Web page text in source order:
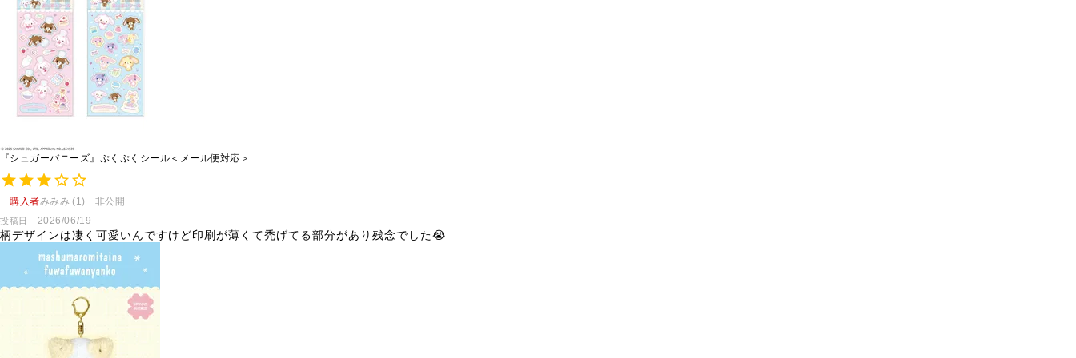
『シュガーバニーズ』ぷくぷくシール＜メール便対応＞
購入者みみみ 1 非公開
投稿日 2026/06/19
柄デザインは凄く可愛いんですけど印刷が薄くて禿げてる部分があり残念でした😭